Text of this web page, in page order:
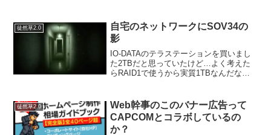
い速いchromeって言ってもよいでし...
徒然草2.0
自宅のネットワークにSOV34の
影
IO-DATAのテラステーションを買いまし
た2TBだと思っていたけど…よく考えた
らRAID1で使うから実質1TBなんだな…
どWindowsネットワークに自動でさんか
せず、...
徒然草2.0
Web幹事のこのバナー広告って
CAPCOMとコラボしているの
か？